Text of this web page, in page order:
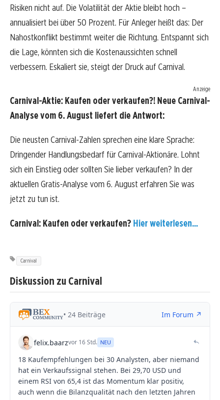
Risiken nicht auf. Die Volatilität der Aktie bleibt hoch –
annualisiert bei über 50 Prozent. Für Anleger heißt das: Der
Nahostkonflikt bestimmt weiter die Richtung. Entspannt sich
die Lage, könnten sich die Kostenaussichten schnell
verbessern. Eskaliert sie, steigt der Druck auf Carnival.
Anzeige
Carnival-Aktie: Kaufen oder verkaufen?! Neue Carnival-
Analyse vom 6. August liefert die Antwort:
Die neusten Carnival-Zahlen sprechen eine klare Sprache:
Dringender Handlungsbedarf für Carnival-Aktionäre. Lohnt
sich ein Einstieg oder sollten Sie lieber verkaufen? In der
aktuellen Gratis-Analyse vom 6. August erfahren Sie was
jetzt zu tun ist.
Carnival: Kaufen oder verkaufen? Hier weiterlesen...
Carnival
Diskussion zu Carnival